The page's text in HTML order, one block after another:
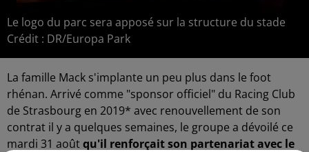
Le logo du parc sera apposé sur la structure du stade
Crédit : DR/Europa Park
La famille Mack s'implante un peu plus dans le foot
rhénan. Arrivé comme "sponsor officiel" du Racing Club
de Strasbourg en 2019* avec renouvellement de son
contrat il y a quelques semaines, le groupe a dévoilé ce
mardi 31 aoûtqu'il renforçait son partenariat avec le